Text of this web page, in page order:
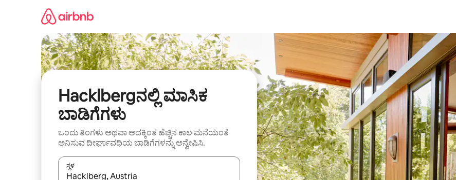
Hacklbergನಲ್ಲಿ ಮಾಸಿಕ
ಬಾಡಿಗೆಗಳು
ಒಂದು ತಿಂಗಳು ಅಥವಾ ಅದಕ್ಕಿಂತ ಹೆಚ್ಚಿನ ಕಾಲ ಮನೆಯಂತೆ
ಅನಿಸುವ ದೀರ್ಘಾವಧಿಯ ಬಾಡಿಗೆಗಳನ್ನು ಅನ್ವೇಷಿಸಿ.
ಸ್ಥಳ
ಫಲಿತಾಂಶಗಳು ಲಭ್ಯವಿರುವಾಗ, ಅಪ್ ಮತ್ತು ಡೌನ್ ಬಾಣದ ಕೀಲಿಗಳೊಂದಿಗೆ ನ್ಯಾವಿಗೇಟ್ ಮಾಡಿ ಅಥವಾ ಸ್ಪರ್ಶ ಅಥವಾ ಸ್ವೈಪ್ ಗೆಸ್ಚರ್‌ಗಳ ಮೂಲಕ ಅನ್ವೇಷಿಸಿ.